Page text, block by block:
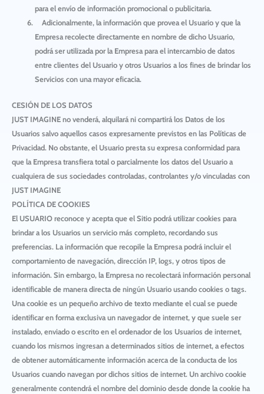
para el envío de información promocional o publicitaria.
Adicionalmente, la información que provea el Usuario y que la
Empresa recolecte directamente en nombre de dicho Usuario,
podrá ser utilizada por la Empresa para el intercambio de datos
entre clientes del Usuario y otros Usuarios a los fines de brindar los
Servicios con una mayor eficacia.
CESIÓN DE LOS DATOS
JUST IMAGINEno venderá, alquilará ni compartirá los Datos de los
Usuarios salvo aquellos casos expresamente previstos en las Políticas de
Privacidad. No obstante, el Usuario presta su expresa conformidad para
que la Empresa transfiera total o parcialmente los datos del Usuario a
cualquiera de sus sociedades controladas, controlantes y/o vinculadas con
JUST IMAGINE
POLÍTICA DE COOKIES
El USUARIO reconoce y acepta que el Sitio podrá utilizar cookies para
brindar a los Usuarios un servicio más completo, recordando sus
preferencias. La información que recopile la Empresa podrá incluir el
comportamiento de navegación, dirección IP, logs, y otros tipos de
información. Sin embargo, la Empresa no recolectará información personal
identificable de manera directa de ningún Usuario usando cookies o tags.
Una cookie es un pequeño archivo de texto mediante el cual se puede
identificar en forma exclusiva un navegador de internet, y que suele ser
instalado, enviado o escrito en el ordenador de los Usuarios de internet,
cuando los mismos ingresan a determinados sitios de internet, a efectos
de obtener automáticamente información acerca de la conducta de los
Usuarios cuando navegan por dichos sitios de internet. Un archivo cookie
generalmente contendrá el nombre del dominio desde donde la cookie ha